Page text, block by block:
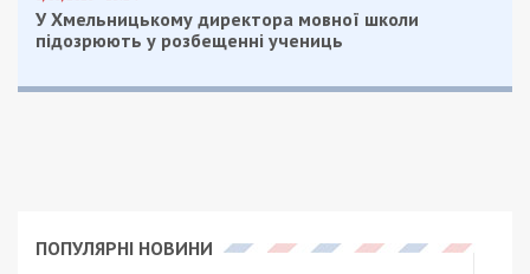
У Хмельницькому директора мовної школи
підозрюють у розбещенні учениць
ПОПУЛЯРНІ НОВИНИ